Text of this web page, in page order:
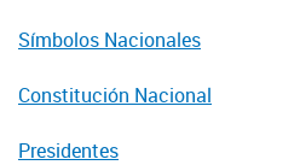
Símbolos Nacionales
Constitución Nacional
Presidentes